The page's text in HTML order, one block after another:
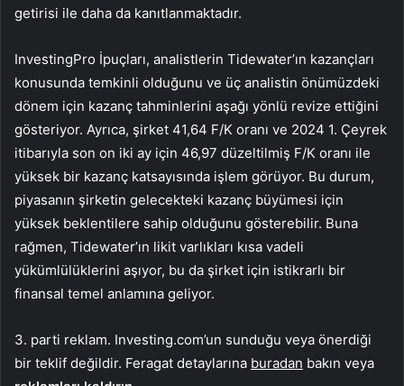
getirisi ile daha da kanıtlanmaktadır.
InvestingPro İpuçları, analistlerin Tidewater’ın kazançları
konusunda temkinli olduğunu ve üç analistin önümüzdeki
dönem için kazanç tahminlerini aşağı yönlü revize ettiğini
gösteriyor. Ayrıca, şirket 41,64 F/K oranı ve 2024 1. Çeyrek
itibarıyla son on iki ay için 46,97 düzeltilmiş F/K oranı ile
yüksek bir kazanç katsayısında işlem görüyor. Bu durum,
piyasanın şirketin gelecekteki kazanç büyümesi için
yüksek beklentilere sahip olduğunu gösterebilir. Buna
rağmen, Tidewater’ın likit varlıkları kısa vadeli
yükümlülüklerini aşıyor, bu da şirket için istikrarlı bir
finansal temel anlamına geliyor.
3. parti reklam. Investing.com’un sunduğu veya önerdiği
bir teklif değildir. Feragat detaylarına buradan bakın veya